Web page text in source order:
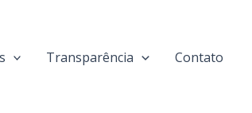
Transparência Contato